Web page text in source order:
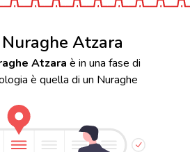
Atzara
Atzara è in una fase di
è quella di un Nuraghe